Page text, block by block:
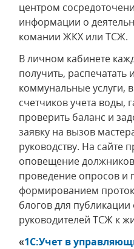
центром
информации о
комании ЖКХ или ТСЖ.
В личном кабинете
получить, распечатать
коммунальные услуги,
счетчиков учета воды,
проверить баланс и
заявку на вызов
руководству. На сайте
оповещение
проведение опросов и
формированием
блогов для
руководителей ТСЖ к
«1С:Учет в